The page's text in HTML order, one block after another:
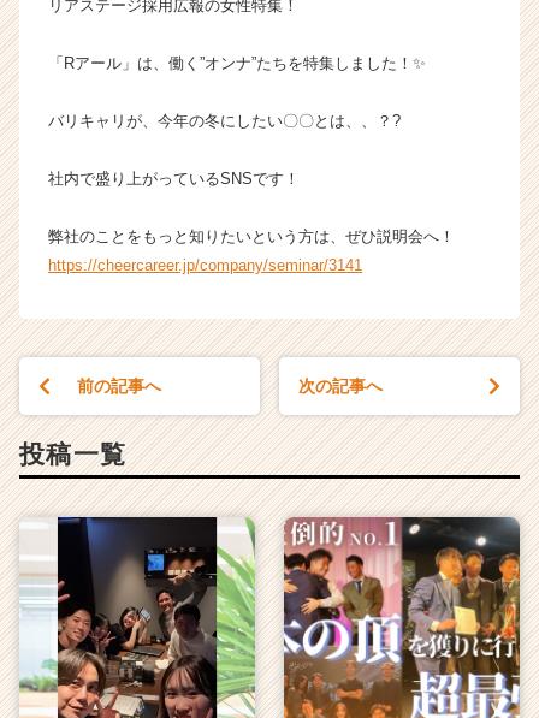
ス
ウ
が
就
活
イ
ト
キ
リ
（C
e
e
r
C
a
r
リアステージ採用広報の女性特集！
「Rアール」は、働く”オンナ”たちを特集しました！✨
バリキャリが、今年の冬にしたい〇〇とは、、？?
社内で盛り上がっているSNSです！
弊社のことをもっと知りたいという方は、ぜひ説明会へ！
https://cheercareer.jp/company/seminar/3141
前の記事へ 次の記事へ
投稿一覧